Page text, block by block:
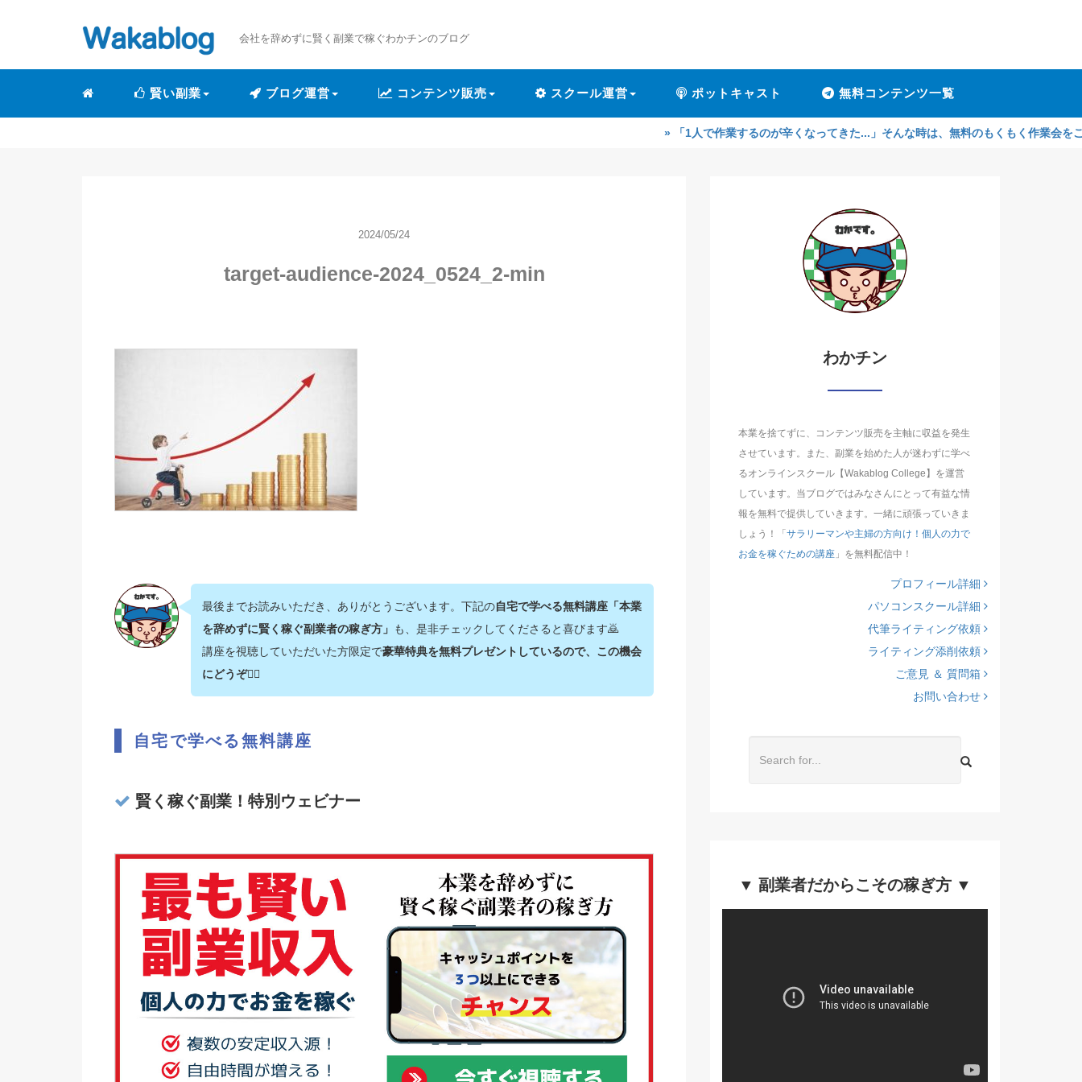
会社を辞めずに賢く副業で稼ぐわかチンのブログ
賢い副業 ブログ運営 コンテンツ販売 スクール運営 ポットキャスト 無料コンテンツ一覧
» 「1人で作業するのが辛くなってきた...」そんな時は、無料のもくもく作業会をご利用ください
2024/05/24
target-audience-2024_0524_2-min
最後までお読みいただき、ありがとうございます。下記の自宅で学べる無料講座「本業
を辞めずに賢く稼ぐ副業者の稼ぎ方」 も、是非チェックしてくださると喜びます🙇‍
講座を視聴していただいた方限定で豪華特典を無料プレゼントしているので、この機会
にどうぞ💁‍♂️
自宅で学べる無料講座
賢く稼ぐ副業！特別ウェビナー
わかチン
本業を捨てずに、コンテンツ販売を主軸に収益を発生
させています。また、副業を始めた人が迷わずに学べ
るオンラインスクール【Wakablog College】を運営
しています。当ブログではみなさんにとって有益な情
報を無料で提供していきます。一緒に頑張っていきま
しょう！「 サラリーマンや主婦の方向け！個人の力で
お金を稼ぐための講座 」を無料配信中！
プロフィール詳細
パソコンスクール詳細
代筆ライティング依頼
ライティング添削依頼
ご意見 ＆ 質問箱
お問い合わせ
▼ 副業者だからこその稼ぎ方 ▼